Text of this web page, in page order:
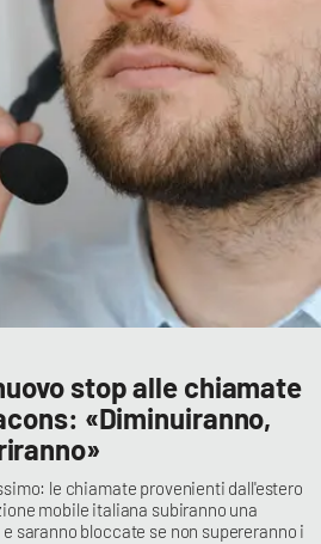
stop alle chiamate
«Diminuiranno,
le chiamate provenienti dall'estero
mobile italiana subiranno una
saranno bloccate se non supereranno i